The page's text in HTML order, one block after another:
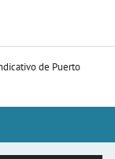
de Puerto